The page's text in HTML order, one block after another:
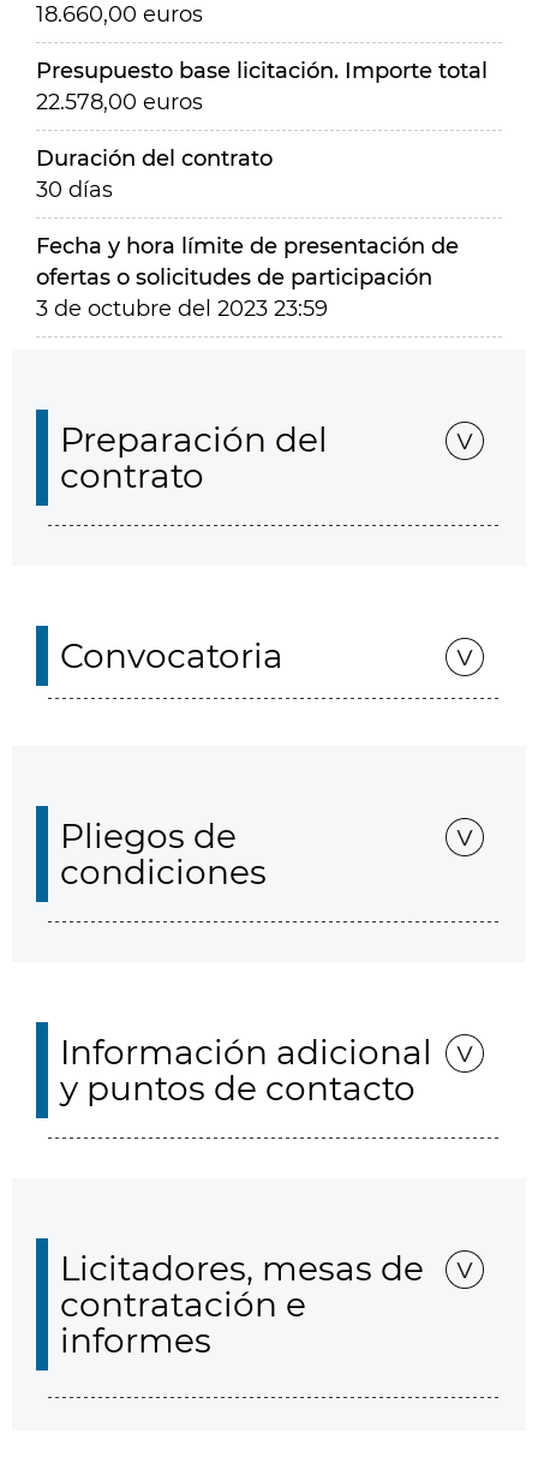
18.660,00 euros
Presupuesto base licitación. Importe total
22.578,00 euros
Duración del contrato
30 días
Fecha y hora límite de presentación de
ofertas o solicitudes de participación
3 de octubre del 2023 23:59
Preparación del
contrato
Convocatoria
Pliegos de
condiciones
Información adicional
y puntos de contacto
Licitadores, mesas de
contratación e
informes